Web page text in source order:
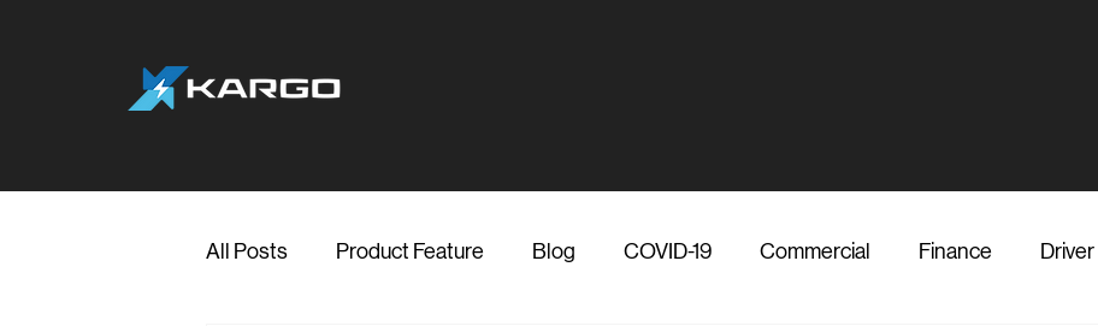
All Posts Product Feature Blog COVID-19 Commercial Finance Driver